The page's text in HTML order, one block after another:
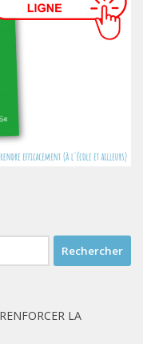
LA